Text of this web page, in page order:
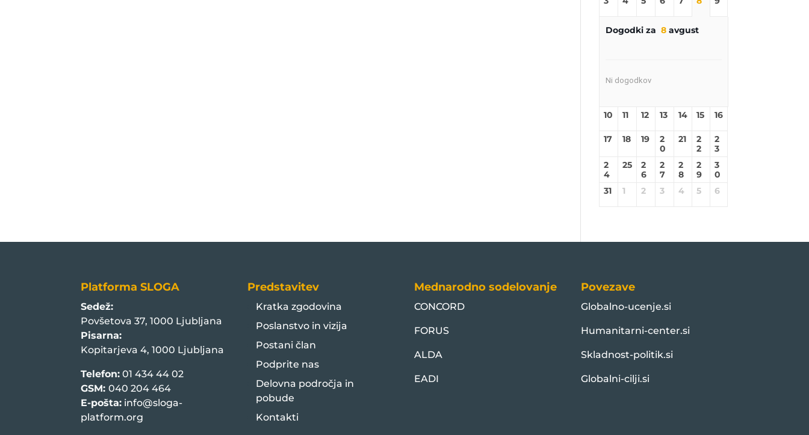
Dogodki za 8avgust
Ni dogodkov
10 11 12 13 14 15 16
17 18 19
2
0
21
2
2
2
3
2
4
25
2
6
2
7
2
8
2
9
3
0
31
1 2 3 4 5 6
Platforma SLOGA
Sedež:
Povšetova 37, 1000 Ljubljana
Pisarna:
Kopitarjeva 4, 1000 Ljubljana
Telefon: 01 434 44 02
GSM:040 204 464
E-pošta: info@sloga-
platform.org
Predstavitev
Kratka zgodovina
Poslanstvo in vizija
Postani član
Podprite nas
Delovna področja in
pobude
Kontakti
Mednarodno sodelovanje
CONCORD
FORUS
ALDA
EADI
Povezave
Globalno-ucenje.si
Humanitarni-center.si
Skladnost-politik.si
Globalni-cilji.si